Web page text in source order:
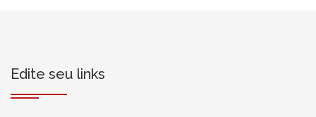
Edite seu links